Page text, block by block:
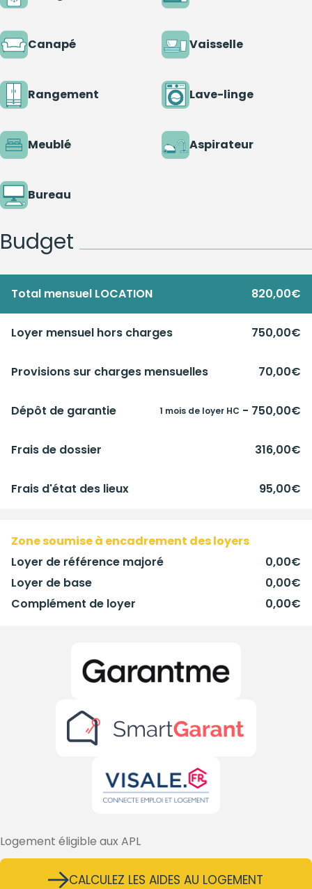
Canapé Vaisselle
Rangement Lave-linge
Meublé Aspirateur
Bureau
Budget
Total mensuel LOCATION 820,00€
Loyer mensuel hors charges 750,00€
Provisions sur charges mensuelles 70,00€
Dépôt de garantie 1 mois de loyer HC - 750,00€
Frais de dossier 316,00€
Frais d'état des lieux 95,00€
Zone soumise à encadrement des loyers
Loyer de référence majoré
0,00€
Loyer de base
0,00€
Complément de loyer
0,00€
Logement éligible aux APL
CALCULEZ LES AIDES AU LOGEMENT